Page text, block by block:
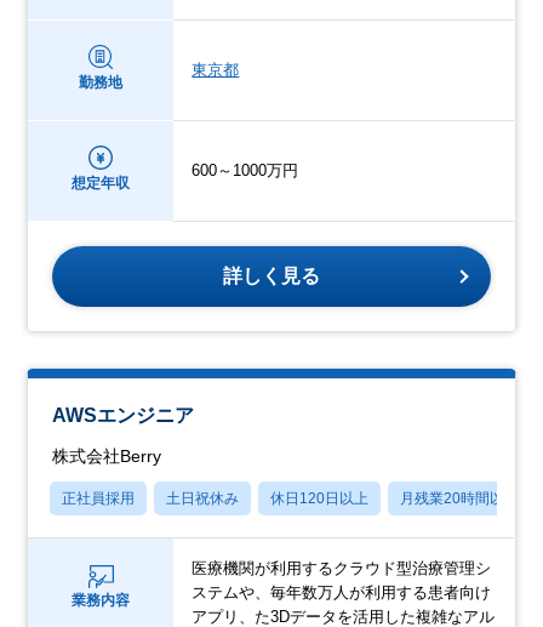
勤務地
東京都
想定年収
600～1000万円
詳しく見る
AWSエンジニア
株式会社Berry
正社員採用 土日祝休み 休日120日以上 月残業20時間以内
業務内容
医療機関が利用するクラウド型治療管理シ
ステムや、毎年数万人が利用する患者向け
アプリ、た3Dデータを活用した複雑なアル